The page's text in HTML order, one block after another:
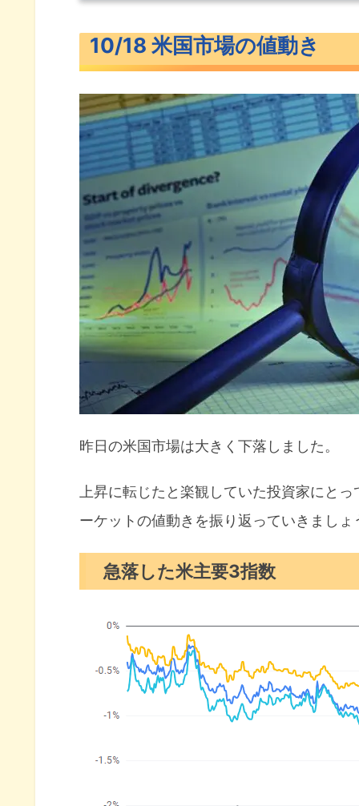
急落した米主要3指数
S&P500ヒートマップ
セクター別パフォーマンス
S&P500チャート分析
米国市場のトピックス
米大統領イスラエルとガザの両
テスラ決算落としで株価急落
米経済の安定を示したベージュ
10月の注目イベントについて
まとめ
10/18 米国市場の値動き
昨日の米国市場は大きく下落しました。
上昇に転じたと楽観していた投資家にと
ーケットの値動きを振り返っていきましょ
急落した米主要3指数